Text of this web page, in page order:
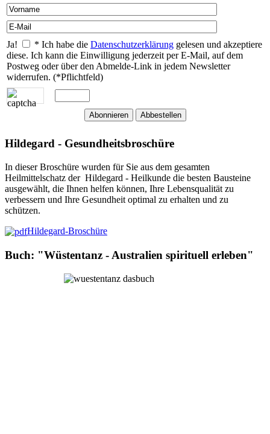
Ja! * Ich habe die Datenschutzerklärung gelesen und akzeptiere
diese. Ich kann die Einwilligung jederzeit per E-Mail, auf dem
Postweg oder über den Abmelde-Link in jedem Newsletter
widerrufen. (*Pflichtfeld)
Hildegard - Gesundheitsbroschüre
In dieser Broschüre wurden für Sie aus dem gesamten
Heilmittelschatz der Hildegard - Heilkunde die besten Bausteine
ausgewählt, die Ihnen helfen können, Ihre Lebensqualität zu
verbessern und Ihre Gesundheit optimal zu erhalten und zu
schützen.
Hildegard-Broschüre
Buch: "Wüstentanz - Australien spirituell erleben"